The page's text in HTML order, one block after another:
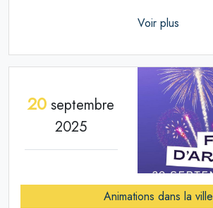
Voir plus
20 septembre
2025
Animations dans la ville